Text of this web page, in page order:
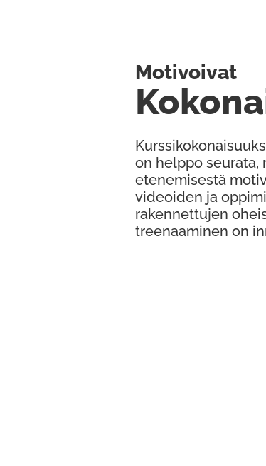
on helppo seurata,
etenemisestä
videoiden ja
rakennettujen
treenaaminen on
Motivoivat